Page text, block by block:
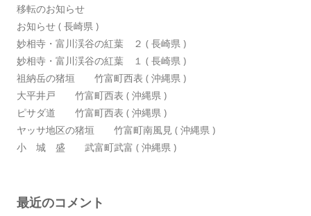
移転のお知らせ
お知らせ ( 長崎県 )
妙相寺・富川渓谷の紅葉 ２ ( 長崎県 )
妙相寺・富川渓谷の紅葉 １ ( 長崎県 )
祖納岳の猪垣 竹富町西表 ( 沖縄県 )
大平井戸 竹富町西表 ( 沖縄県 )
ピサダ道 竹富町西表 ( 沖縄県 )
ヤッサ地区の猪垣 竹富町南風見 ( 沖縄県 )
小 城 盛 武富町武富 ( 沖縄県 )
最近のコメント